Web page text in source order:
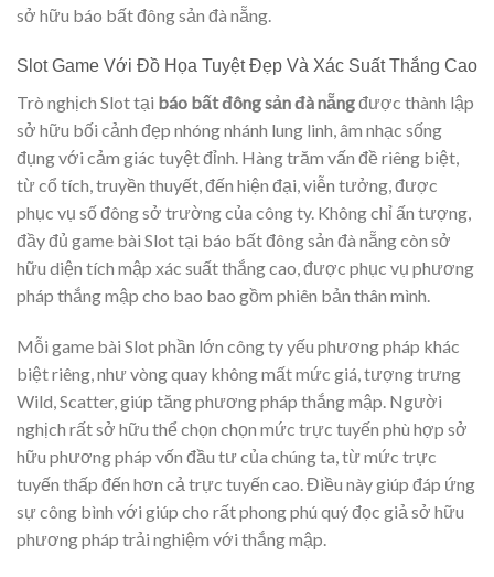
sở hữu báo bất đông sản đà nẵng.
Slot Game Với Đồ Họa Tuyệt Đẹp Và Xác Suất Thắng Cao
Trò nghịch Slot tại báo bất đông sản đà nẵngđược thành lập
sở hữu bối cảnh đẹp nhóng nhánh lung linh, âm nhạc sống
đụng với cảm giác tuyệt đỉnh. Hàng trăm vấn đề riêng biệt,
từ cổ tích, truyền thuyết, đến hiện đại, viễn tưởng, được
phục vụ số đông sở trường của công ty. Không chỉ ấn tượng,
đầy đủ game bài Slot tại báo bất đông sản đà nẵng còn sở
hữu diện tích mập xác suất thắng cao, được phục vụ phương
pháp thắng mập cho bao bao gồm phiên bản thân mình.
Mỗi game bài Slot phần lớn công ty yếu phương pháp khác
biệt riêng, như vòng quay không mất mức giá, tượng trưng
Wild, Scatter, giúp tăng phương pháp thắng mập. Người
nghịch rất sở hữu thể chọn chọn mức trực tuyến phù hợp sở
hữu phương pháp vốn đầu tư của chúng ta, từ mức trực
tuyến thấp đến hơn cả trực tuyến cao. Điều này giúp đáp ứng
sự công bình với giúp cho rất phong phú quý đọc giả sở hữu
phương pháp trải nghiệm với thắng mập.